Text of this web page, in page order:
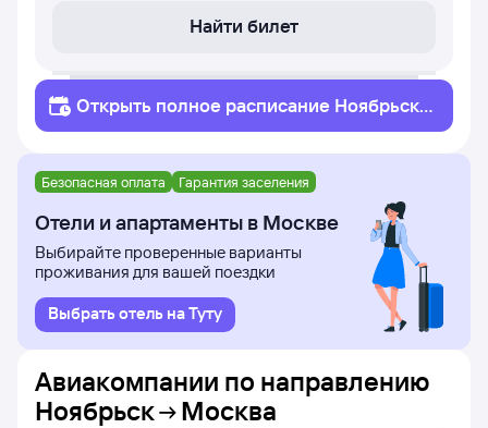
Найти билет
Открыть полное расписание Ноябрьск
Москва
Безопасная оплата Гарантия заселения
Отели и апартаменты в Москве
Выбирайте проверенные варианты
проживания для вашей поездки
Выбрать отель на Туту
Авиакомпании по направлению
Ноябрьск
Москва